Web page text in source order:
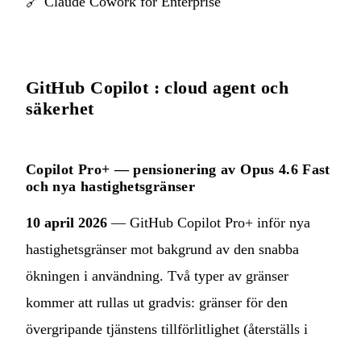
GitHub Copilot : cloud agent och
säkerhet
Copilot Pro+ — pensionering av Opus 4.6 Fast
och nya hastighetsgränser
10 april 2026 — GitHub Copilot Pro+ inför nya
hastighetsgränser mot bakgrund av den snabba
ökningen i användning. Två typer av gränser
kommer att rullas ut gradvis: gränser för den
övergripande tjänstens tillförlitlighet (återställs i